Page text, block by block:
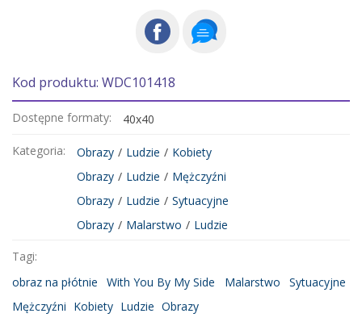
Kod produktu: WDC101418
Dostępne formaty: 40x40
Kategoria: Obrazy / Ludzie / Kobiety
Obrazy / Ludzie / Mężczyźni
Obrazy / Ludzie / Sytuacyjne
Obrazy / Malarstwo / Ludzie
Tagi:
obraz na płótnie
With You By My Side Malarstwo
Sytuacyjne
Mężczyźni Kobiety Ludzie Obrazy